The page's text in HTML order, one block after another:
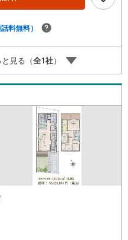
一同、心よりお待ちしており
キッズルーム充実・チャイル
でぜひ、お気軽にお問い合わ
時間: 9:00 - 20:00
話料無料）
見る（全1社）